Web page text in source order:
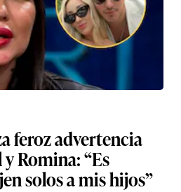
feroz advertencia
Romina: “Es
solos a mis hijos”